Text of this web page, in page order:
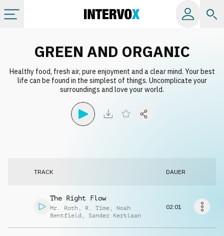
Alle Alben
Musikanfrage
GREEN AND ORGANIC
Healthy food, fresh air, pure enjoyment and a clear mind. Your best
life can be found in the simplest of things. Uncomplicate your
surroundings and love your world.
TRACK DAUER
The Right Flow
Mr. Roth , R. Time , Noah
Bentfield , Sander Kerklaan
02:01